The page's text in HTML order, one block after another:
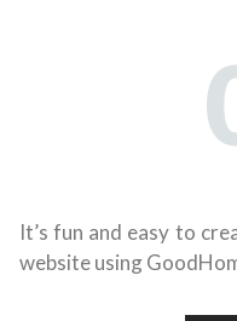
It’s fun and easy to
website using